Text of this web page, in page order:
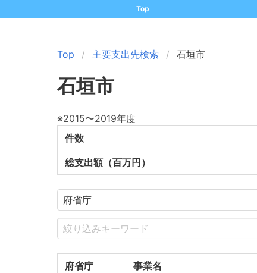
Top
Top 主要支出先検索 石垣市
石垣市
※2015〜2019年度
件数
総支出額（百万円）
府省庁 事業名